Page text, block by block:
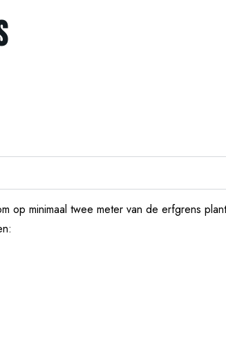
op minimaal twee meter van de erfgrens